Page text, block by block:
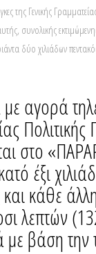
της Γενικής
εκτιμώμενης
δύο χιλιάδων
αγορά
στο
έξι
κάθε
λεπτών
βάση την